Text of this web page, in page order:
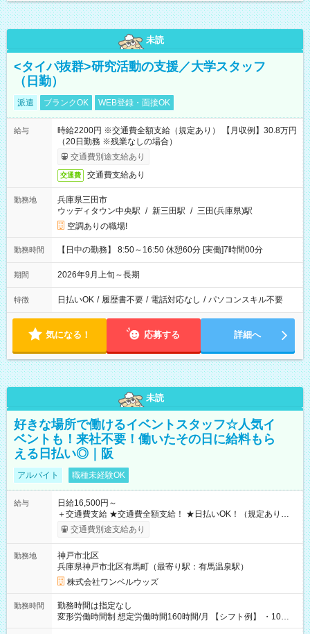
未読
<タイパ抜群>研究活動の支援／大学スタッフ
（日勤）
派遣 ブランクOK WEB登録・面接OK
給与
時給2200円 ※交通費全額支給（規定あり） 【月収例】30.8万円
（20日勤務 ※残業なしの場合）
交通費別途支給あり
交通費 交通費支給あり
勤務地
兵庫県三田市
ウッディタウン中央駅 / 新三田駅 / 三田(兵庫県)駅
空調ありの職場!
勤務時間 【日中の勤務】 8:50～16:50 休憩60分 [実働]7時間00分
期間 2026年9月上旬～長期
特徴 日払いOK / 履歴書不要 / 電話対応なし / パソコンスキル不要
気になる！ 応募する 詳細へ
未読
好きな場所で働けるイベントスタッフ☆人気イ
ベントも！来社不要！働いたその日に給料もら
える日払い◎｜阪
アルバイト 職種未経験OK
給与
日給16,500円～
＋交通費支給 ★交通費全額支給！ ★日払いOK！（規定あり） ┗
働いたその日に現金GET♪ お仕事後はコンビニATMから 日払
交通費別途支給あり
勤務地
神戸市北区
兵庫県神戸市北区有馬町（最寄り駅：有馬温泉駅）
株式会社ワンベルウッズ
勤務時間
勤務時間は指定なし
変形労働時間制 想定労働時間160時間/月 【シフト例】 ・10：
00～20：00